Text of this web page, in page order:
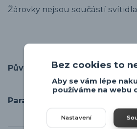
Žárovky nejsou součástí
Původ zboží
Parametry
Bez cookies to
Aby se vám lépe
používáme na webu
Nastavení